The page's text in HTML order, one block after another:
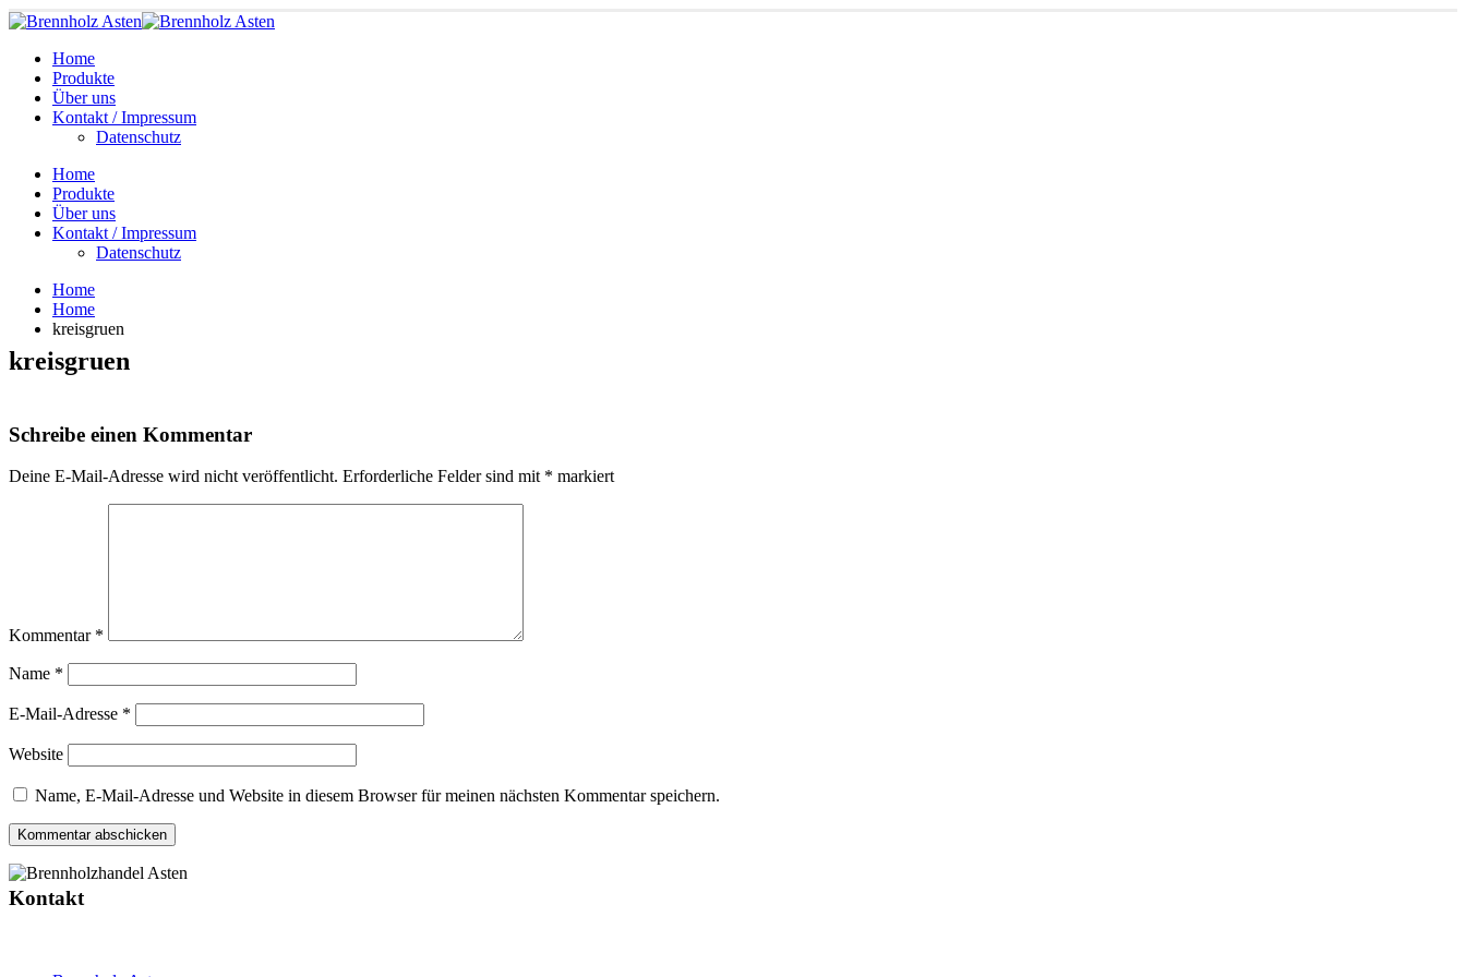
Home
Produkte
Über uns
Kontakt / Impressum
Datenschutz
Home
Produkte
Über uns
Kontakt / Impressum
Datenschutz
Home
Home
kreisgruen
kreisgruen
Schreibe einen Kommentar
Deine E-Mail-Adresse wird nicht veröffentlicht. Erforderliche Felder sind mit * markiert
Kommentar *
Name *
E-Mail-Adresse *
Website
Name, E-Mail-Adresse und Website in diesem Browser für meinen nächsten Kommentar speichern.
Kontakt